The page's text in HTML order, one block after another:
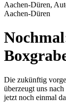
Aachen-Düren,
Aachen-Düren
Die zukünftig
überzeugt uns
jetzt noch einmal